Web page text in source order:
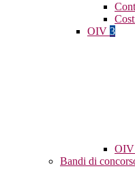
OIV 3
OIV
Bandi di